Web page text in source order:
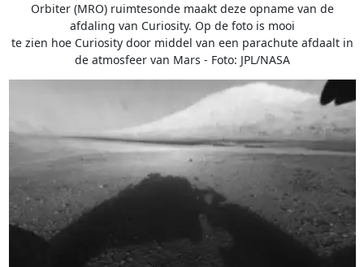
Orbiter (MRO) ruimtesonde maakt deze opname van de
afdaling van Curiosity. Op de foto is mooi
te zien hoe Curiosity door middel van een parachute afdaalt in
de atmosfeer van Mars - Foto: JPL/NASA